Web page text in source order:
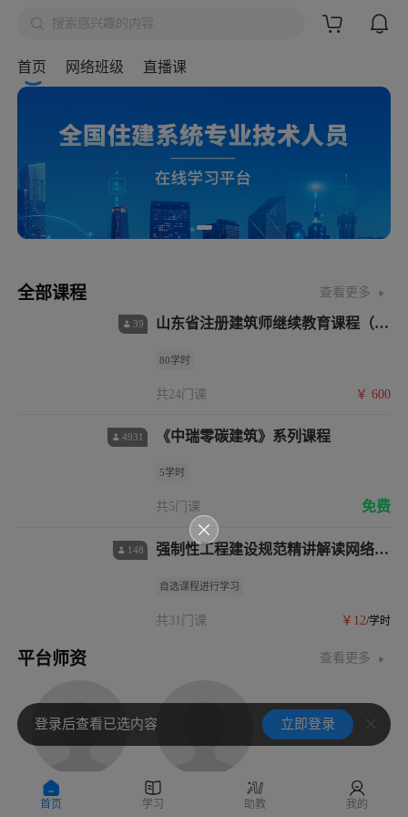
 搜索感兴趣的内容 搜索
首页 网络班级 直播课
全部课程 查看更多
39
山东省注册建筑师继续教育课程（40
80学时
共24门课 ￥ 600
4931 《中瑞零碳建筑》系列课程
5学时
共5门课 免费
148
强制性工程建设规范精讲解读网络课
自选课程进行学习
共31门课 ￥12/学时
平台师资 查看更多
何镜堂 任南琪
中国工程院院士
登录后查看已选内容 立即登录
首页 学习 助教 我的